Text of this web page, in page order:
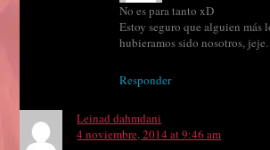
No es para tanto xD
Estoy seguro que alguien más
hubieramos sido nosotros, jeje.
Responder
Leinad dahmdani
4 noviembre, 2014 at 9:46 am